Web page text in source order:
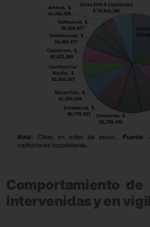
Comportamiento de
intervenidas y en